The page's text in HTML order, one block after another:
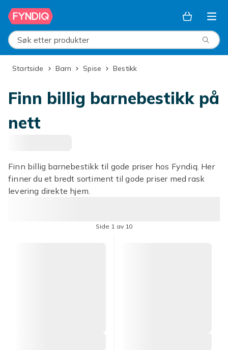
Hopp til hovedinnhold
Søk etter produkter
Startside Barn Spise Bestikk
Finn billig barnebestikk på
nett
Finn billig barnebestikk til gode priser hos Fyndiq. Her
finner du et bredt sortiment til gode priser med rask
levering direkte hjem.
Side 1 av 10